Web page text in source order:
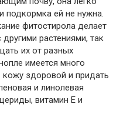
подкормка ей не нужна.
фитостирола делает
растениями, так
их от разных
имеется много
здоровой и придать
и линолевая
витамин Е и